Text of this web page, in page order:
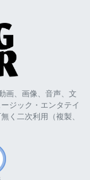
画、画像、音声、文
ジック・エンタテイ
く二次利用（複製、